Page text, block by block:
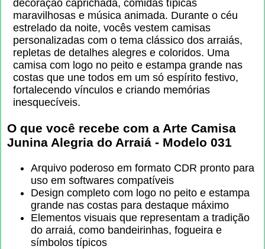
decoração caprichada, comidas típicas
maravilhosas e música animada. Durante o céu
estrelado da noite, vocês vestem camisas
personalizadas com o tema clássico dos arraiás,
repletas de detalhes alegres e coloridos. Uma
camisa com logo no peito e estampa grande nas
costas que une todos em um só espírito festivo,
fortalecendo vínculos e criando memórias
inesquecíveis.
O que você recebe com a Arte Camisa
Junina Alegria do Arraiá - Modelo 031
Arquivo poderoso em formato CDR pronto para
uso em softwares compatíveis
Design completo com logo no peito e estampa
grande nas costas para destaque máximo
Elementos visuais que representam a tradição
do arraiá, como bandeirinhas, fogueira e
símbolos típicos